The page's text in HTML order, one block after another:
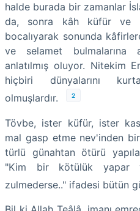
halde burada bir zamanlar
da, sonra kâh küfür ve
bocalıyarak sonunda
ve selamet bulmalarına
anlatılmış oluyor. Nitekim
hiçbiri dünyalarını
olmuşlardır.
2
Tövbe, ister küfür, ister
mal gasp etme nev'inden
türlü günahtan ötürü
"Kim bir kötülük yapar
zulmederse.." ifadesi bütün